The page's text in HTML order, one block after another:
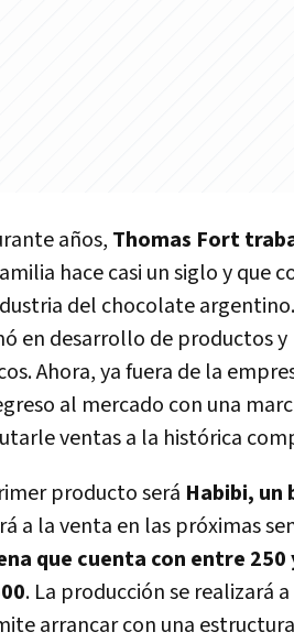
años, Thomas Fort
hace casi un siglo y que
del chocolate
en desarrollo de productos
Ahora, ya fuera de la
al mercado con una
ventas a la histórica
producto será Habibi, un
a la venta en las próximas
que cuenta con entre 250
. La producción se realizará
arrancar con una